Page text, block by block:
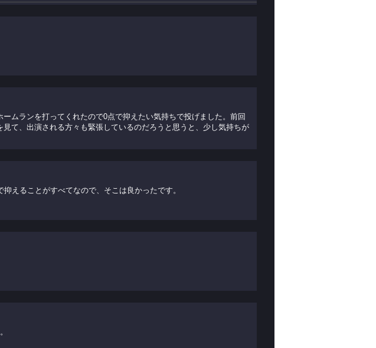
ムランを打ってくれたので0点で抑えたい気持ちで投げました。前回
て、出演される方々も緊張しているのだろうと思うと、少し気持ちが
えることがすべてなので、そこは良かったです。